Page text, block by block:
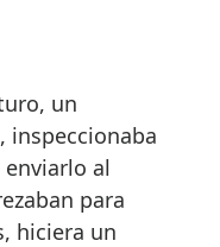
un
inspeccionaba
al
para
hiciera un